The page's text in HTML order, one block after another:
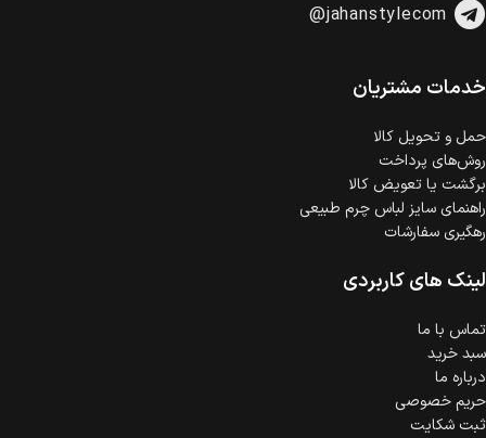
خرید اقساطی با شرایط آسان و بدون ضامن امکان‌پذیر
است.
گارانتی معتبر برای تمامی محصولات ارائه می‌شود.
@jahanstylecom
خدمات مشتریان
حمل‌ و تحویل کالا
روش‌های پرداخت
برگشت یا تعویض کالا
راهنمای سایز لباس چرم طبیعی
رهگیری سفارشات
لینک های کاربردی
تماس با ما
سبد خرید
درباره ما
حریم خصوصی
ثبت شکایت